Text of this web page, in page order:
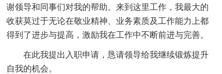
谢领导和同事们对我的帮助。来到这里工作，我最大的
收获莫过于无论在敬业精神、业务素质及工作能力上都
得到了进步与提高，激励我在工作中不断前进与完善。
在此我提出入职申请，恳请领导给我继续锻炼提升
自我的机会。